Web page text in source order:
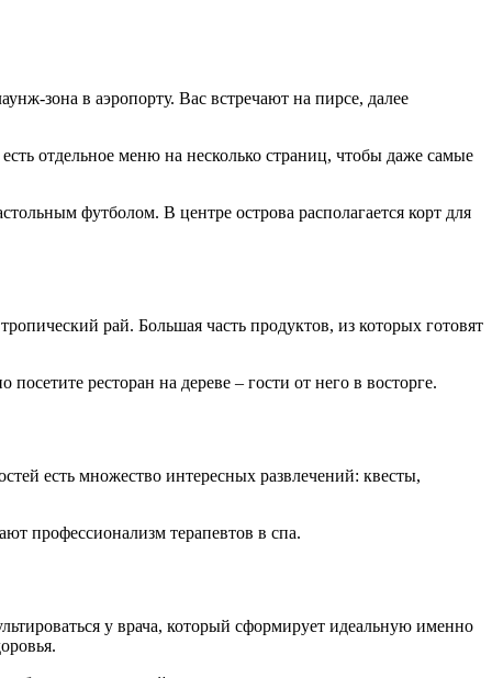
зона в аэропорту. Вас встречают на пирсе, далее
отдельное меню на несколько страниц, чтобы даже самые
футболом. В центре острова располагается корт для
рай. Большая часть продуктов, из которых готовят
ресторан на дереве – гости от него в восторге.
есть множество интересных развлечений: квесты,
профессионализм терапевтов в спа.
у врача, который сформирует идеальную именно